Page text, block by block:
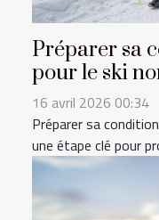
Préparer sa
pour le ski
16 avril 2026 00:34
Préparer sa
une étape clé pour